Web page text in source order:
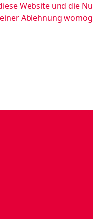
Website und die
Ablehnung